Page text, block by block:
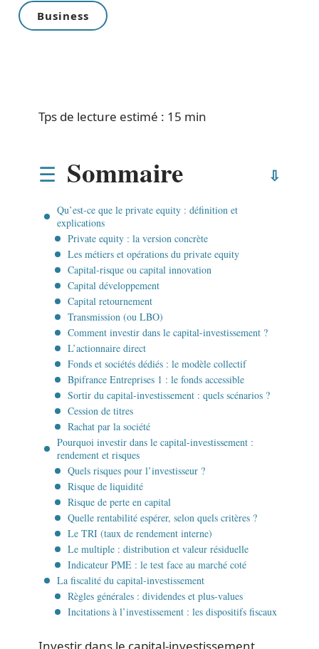
Business
Tps de lecture estimé : 15 min
Sommaire
Qu’est-ce que le private equity : définition et
explications
Private equity : la version concrète
Les métiers et opérations du private equity
Capital-risque ou capital innovation
Capital développement
Capital retournement
Transmission (ou LBO)
Comment investir dans le capital-investissement ?
L’actionnaire direct
Fonds et sociétés dédiés : le modèle collectif
Bpifrance Entreprises 1 : le fonds accessible
Sortir du capital-investissement : quels scénarios ?
Cession de titres
Rachat par la société
Pourquoi investir dans le capital-investissement :
rendement et risques
Quels risques pour l’investisseur ?
Risque de liquidité
Risque de perte en capital
Quelle rentabilité espérer, selon quels critères ?
Le TRI (taux de rendement interne)
Le multiple : distribution et valeur résiduelle
Indicateur PME : le test face au marché coté
La fiscalité du capital-investissement
Règles générales : dividendes et plus-values
Incitations à l’investissement : les dispositifs fiscaux